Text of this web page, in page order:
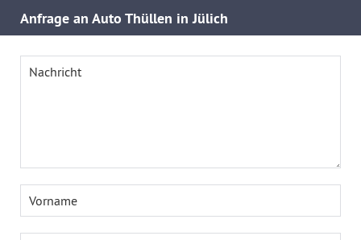
Anfrage an Auto Thüllen in Jülich
Nachricht
Vorname